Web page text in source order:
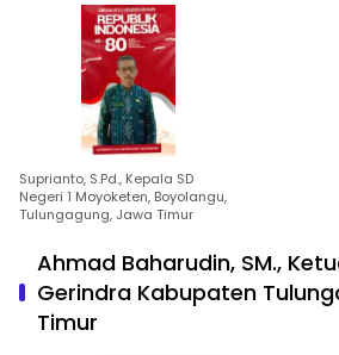
Suprianto, S.Pd., Kepala SD
Negeri 1 Moyoketen, Boyolangu,
Tulungagung, Jawa Timur
Ahmad Baharudin, SM.,
Gerindra Kabupaten
Timur